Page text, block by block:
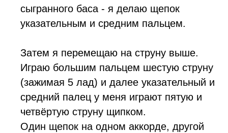
сыгранного баса - я делаю щепок
указательным и средним пальцем.
Затем я перемещаю на струну выше.
Играю большим пальцем шестую струну
(зажимая 5 лад) и далее указательный и
средний палец у меня играют пятую и
четвёртую струну щипком.
Один щепок на одном аккорде, другой